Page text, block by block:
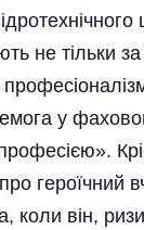
не тільки
у
героїчний
коли він,